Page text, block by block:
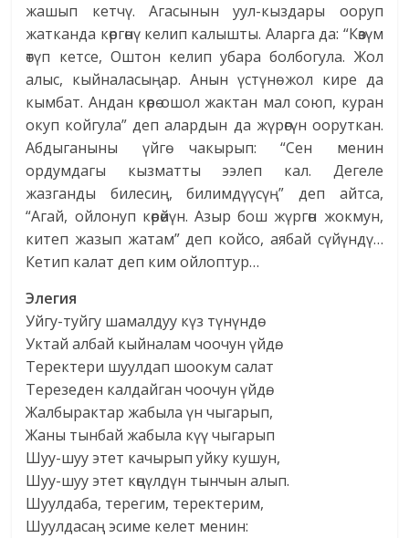
жашып кетчү. Агасынын уул-кыздары ооруп
жатканда көргөнү келип калышты. Аларга да: “Көзүм
өтүп кетсе, Оштон келип убара болбогула. Жол
алыс, кыйналасыңар. Анын үстүнө жол кире да
кымбат. Андан көрө ошол жактан мал союп, куран
окуп койгула” деп алардын да жүрөгүн ооруткан.
Абдыганыны үйгө чакырып: “Сен менин
ордумдагы кызматты ээлеп кал. Дегеле
жазганды билесиң, билимдүүсүң” деп айтса,
“Агай, ойлонуп көрөйүн. Азыр бош жүргөн жокмун,
китеп жазып жатам” деп койсо, аябай сүйүндү…
Кетип калат деп ким ойлоптур…
Элегия
Уйгу-туйгу шамалдуу күз түнүндө
Уктай албай кыйналам чоочун үйдө.
Теректери шуулдап шоокум салат
Терезеден калдайган чоочун үйдө.
Жалбырактар жабыла үн чыгарып,
Жаны тынбай жабыла күү чыгарып
Шуу-шуу этет качырып уйку кушун,
Шуу-шуу этет көңүлдүн тынчын алып.
Шуулдаба, терегим, теректерим,
Шуулдасаң эсиме келет менин: